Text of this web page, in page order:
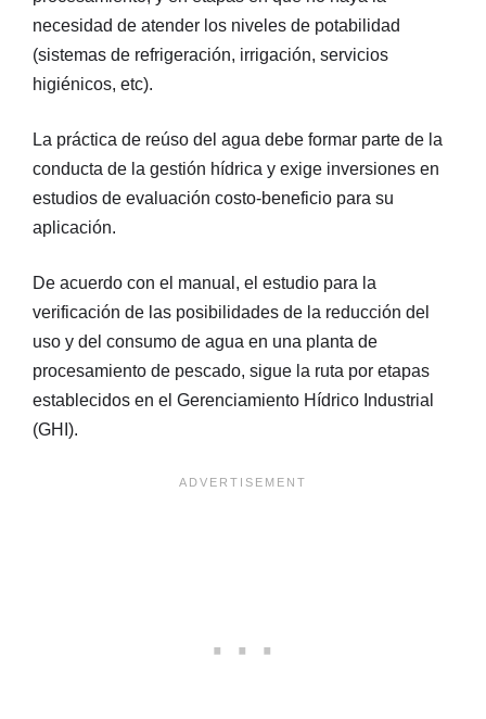
necesidad de atender los niveles de potabilidad
(sistemas de refrigeración, irrigación, servicios
higiénicos, etc).
La práctica de reúso del agua debe formar parte de la
conducta de la gestión hídrica y exige inversiones en
estudios de evaluación costo-beneficio para su
aplicación.
De acuerdo con el manual, el estudio para la
verificación de las posibilidades de la reducción del
uso y del consumo de agua en una planta de
procesamiento de pescado, sigue la ruta por etapas
establecidos en el Gerenciamiento Hídrico Industrial
(GHI).